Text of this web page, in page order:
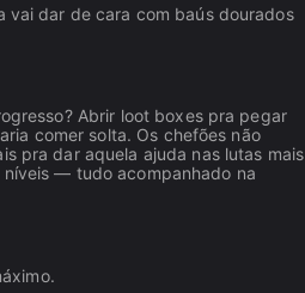
vai dar de cara com baús dourados
Abrir loot boxes pra pegar
comer solta. Os chefões não
pra dar aquela ajuda nas lutas mais
níveis — tudo acompanhado na